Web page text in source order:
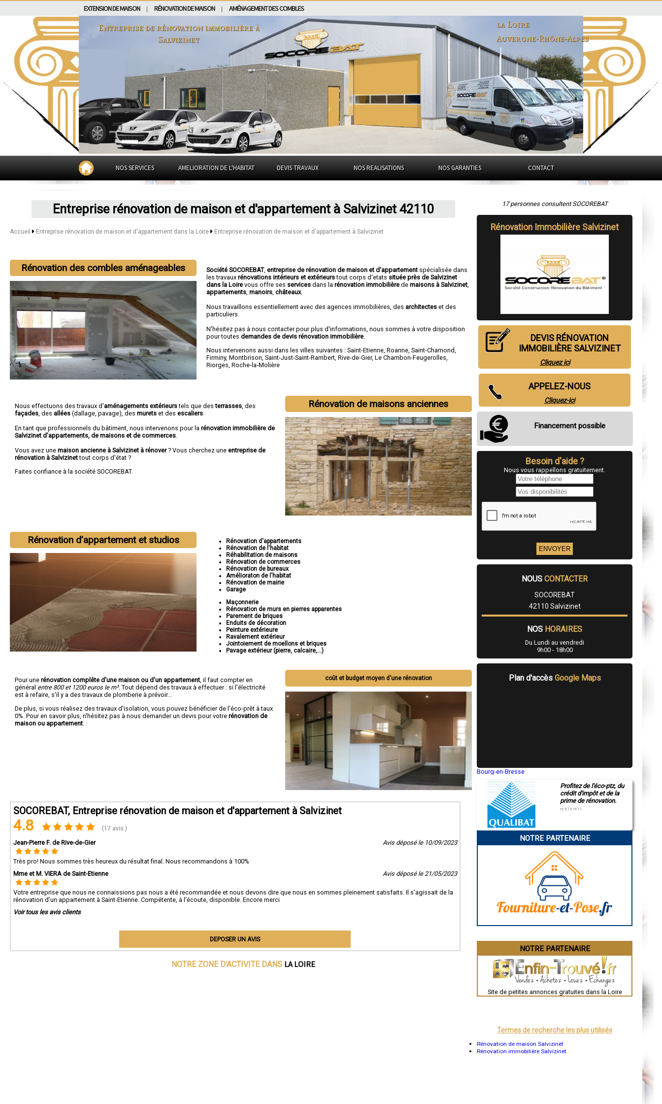
EXTENSION DE MAISON RÉNOVATION DE MAISON AMÉNAGEMENT DES COMBLES
Entreprise de rénovation immobilière à
Salvizinet
la Loire
Auvergne-Rhône-Alpes
NOS SERVICES AMELIORATION DE L'HABITAT DEVIS TRAVAUX NOS REALISATIONS NOS GARANTIES CONTACT
Entreprise rénovation de maison et d'appartement à Salvizinet 42110
Accueil Entreprise rénovation de maison et d'appartement dans la Loire Entreprise rénovation de maison et d'appartement à Salvizinet
Rénovation des combles aménageables Société SOCOREBAT,entreprise de rénovation de maison et d'appartement spécialisée dans
les travauxrénovations intérieurs et extérieurstout corps d'etats située près de Salvizinet
dans la Loirevous offre ses services dans larénovation immobilière demaisons à Salvizinet
appartements ,manoirs ,châteaux.
Nous travaillons essentiellement avec des agences immobilières, des architectes et des
particuliers.
N'hésitez pas à nous contacter pour plus d'informations, nous sommes à votre disposition
pour toutesdemandes de devis rénovation immobilière
Nous intervenons aussi dans les villes suivantes :Saint-Etienne ,Roanne ,Saint-Chamond
Firminy,Montbrison ,Saint-Just-Saint-Rambert ,Rive-de-Gier,Le Chambon-Feugerolles
Riorges ,Roche-la-Molière
Rénovation de maisons anciennes
Nous effectuons des travaux d'aménagements extérieurstels que desterrasses , des
façades , des allées (dallage, pavage), des murets et des escaliers
En tant que professionnels du bâtiment, nous intervenons pour la rénovation immobilière de
Salvizinet d'appartements, de maisons et de commerces
Vous avez une maison ancienne à Salvizinet à rénover? Vous cherchez une entreprise de
rénovation à Salvizinettout corps d'état ?
Faites confiance à la société SOCOREBAT.
Rénovation d’appartement et studios
Rénovation d'appartements
Rénovation de l'habitat
Réhabilitation de maisons
Rénovation de commerces
Rénovation de bureaux
Amélioraton de l'habitat
Rénovation de mairie
Garage
Maçonnerie
Rénovation de murs en pierres apparentes
Parement de briques
Enduits de décoration
Peinture extérieure
Ravalement extérieur
Jointoiement de moellons et briques
Pavage extérieur (pierre, calcaire,...)
coût et budget moyen d'une rénovation
Pour une rénovation complête d'une maison ou d'un appartement , il faut compter en
général entre 800 et 1200 euros le m². Tout dépend des travaux à effectuer : si l'électricité
est à refaire, s'il y a des travaux de plomberie à prévoir...
De plus, si vous réalisez des travaux d'isolation, vous pouvez bénéficier de l'éco-prêt à taux
0%. Pour en savoir plus, n'hésitez pas à nous demander un devis pour votre rénovation de
maison ou appartement
SOCOREBAT, Entreprise rénovation de maison et d'appartement à Salvizinet
4.8 (17 avis )
Jean-Pierre F. de Rive-de-Gier Avis déposé le 10/09/2023
Très pro! Nous sommes très heureux du résultat final. Nous recommandons à 100%
Mme et M. VIERA de Saint-Etienne
Avis déposé le 21/05/2023
Votre entreprise que nous ne connaissions pas nous a été recommandée et nous devons dire que nous en sommes pleinement satisfaits. Il s’agissait de la
rénovation d’un appartement à Saint-Etienne. Compétente, à l'écoute, disponible. Encore merci
Voir tous les avis clients
DEPOSER UN AVIS
NOTRE ZONE D'ACTIVITE DANS LA LOIRE
17 personnes consultent SOCOREBAT
Rénovation Immobilière Salvizinet
DEVIS RÉNOVATION
IMMOBILIÈRE SALVIZINET
Cliquez ici
APPELEZ-NOUS
Cliquez-ici
Financement possible
Besoin d'aide ?
Nous vous rappellons gratuitement.
NOUS CONTACTER
SOCOREBAT
42110 Salvizinet
NOS HORAIRES
Du Lundi au vendredi
9h00 - 18h00
Plan d'accès Google Maps
Bourg-en-Bresse
Montluçon
Manosque
Gap
Charleville-Mézières
Pamiers
Narbonne
Brive-la-Gaillarde
Guéret
Besançon
Évreux
Chartres
Nîmes
Auch
Dole
Mont-de-Marsan
Profitez de l'éco-ptz, du
crédit d'impôt et de la
prime de rénovation.
N°E157671
NOTRE PARTENAIRE
NOTRE PARTENAIRE
Site de petites annonces gratuites dans la Loire
Termes de recherche les plus utilisés
Rénovation de maison Salvizinet
Rénovation immobilière Salvizinet